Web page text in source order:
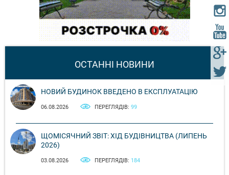
ОСТАННІ НОВИНИ
НОВИЙ БУДИНОК ВВЕДЕНО В ЕКСПЛУАТАЦІЮ
06.08.2026 ПЕРЕГЛЯДІВ: 99
ЩОМІСЯЧНИЙ ЗВІТ: ХІД БУДІВНИЦТВА (ЛИПЕНЬ
2026)
03.08.2026 ПЕРЕГЛЯДІВ: 184